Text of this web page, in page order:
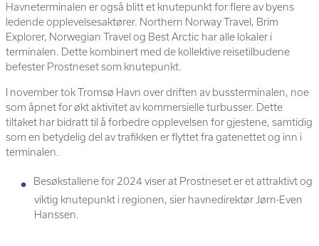
Havneterminalen er også blitt et knutepunkt for flere av byens
ledende opplevelsesaktører. Northern Norway Travel, Brim
Explorer, Norwegian Travel og Best Arctic har alle lokaler i
terminalen. Dette kombinert med de kollektive reisetilbudene
befester Prostneset som knutepunkt.
I november tok Tromsø Havn over driften av bussterminalen, noe
som åpnet for økt aktivitet av kommersielle turbusser. Dette
tiltaket har bidratt til å forbedre opplevelsen for gjestene, samtidig
som en betydelig del av trafikken er flyttet fra gatenettet og inn i
terminalen.
Besøkstallene for 2024 viser at Prostneset er et attraktivt og
viktig knutepunkt i regionen, sier havnedirektør Jørn-Even
Hanssen.